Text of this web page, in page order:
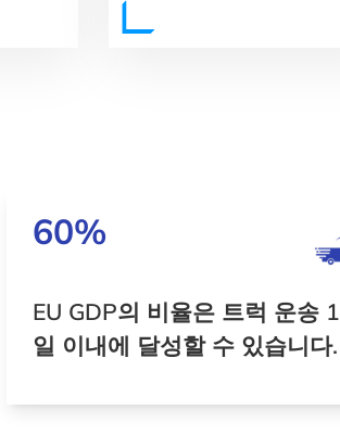
60%
EU GDP의 비율은 트럭 운송 1
일 이내에 달성할 수 있습니다.